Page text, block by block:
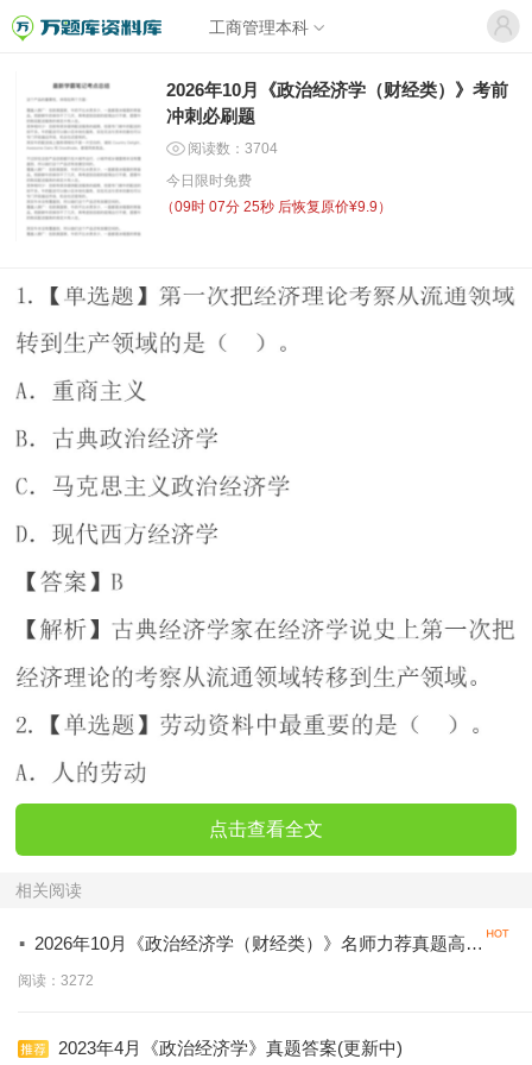
工商管理本科
2026年10月《政治经济学（财经类）》考前
冲刺必刷题
阅读数：3704
今日限时免费
（09时 07分 25秒 后恢复原价¥9.9）
点击查看全文
相关阅读
· 2026年10月《政治经济学（财经类）》名师力荐真题高频
考点
阅读：3272
2023年4月《政治经济学》真题答案(更新中)